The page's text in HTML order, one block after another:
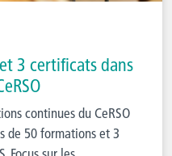
3 certificats dans
continues du CeRSO
de 50 formations et 3